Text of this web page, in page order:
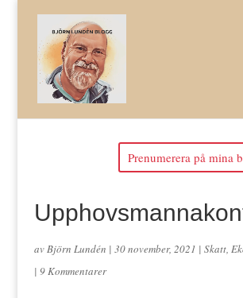
Prenumerera på mina
avBjörn Lundén | 30 november, 2021 | Skatt,
| 9 Kommentarer